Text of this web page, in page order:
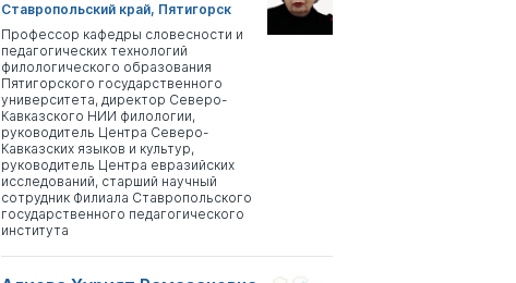
Ставропольский край, Пятигорск
Профессор кафедры словесности и
педагогических технологий
филологического образования
Пятигорского государственного
университета, директор Северо-
Кавказского НИИ филологии,
руководитель Центра Северо-
Кавказских языков и культур,
руководитель Центра евразийских
исследований, старший научный
сотрудник Филиала Ставропольского
государственного педагогического
института